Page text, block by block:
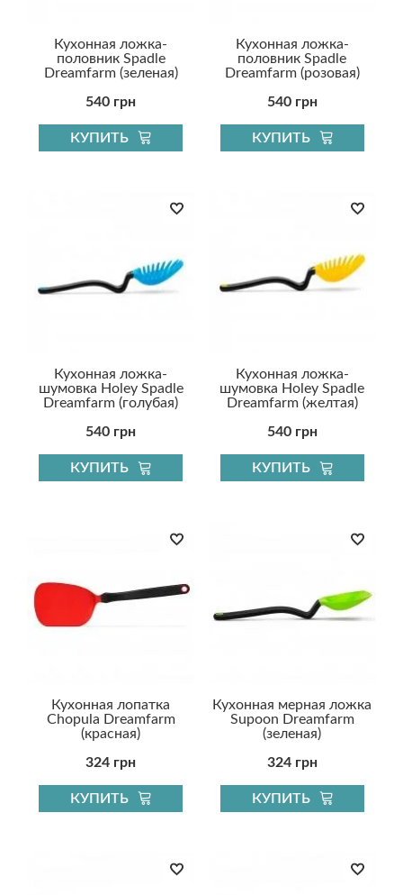
Кухонная ложка-
половник Spadle
Dreamfarm (зеленая)
540 грн
КУПИТЬ
Кухонная ложка-
половник Spadle
Dreamfarm (розовая)
540 грн
КУПИТЬ
Кухонная ложка-
шумовка Holey Spadle
Dreamfarm (голубая)
540 грн
КУПИТЬ
Кухонная ложка-
шумовка Holey Spadle
Dreamfarm (желтая)
540 грн
КУПИТЬ
Кухонная лопатка
Chopula Dreamfarm
(красная)
324 грн
КУПИТЬ
Кухонная мерная ложка
Supoon Dreamfarm
(зеленая)
324 грн
КУПИТЬ